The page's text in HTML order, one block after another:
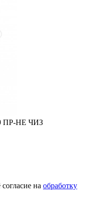
9 ПР-НЕ ЧИЗ
на обработку